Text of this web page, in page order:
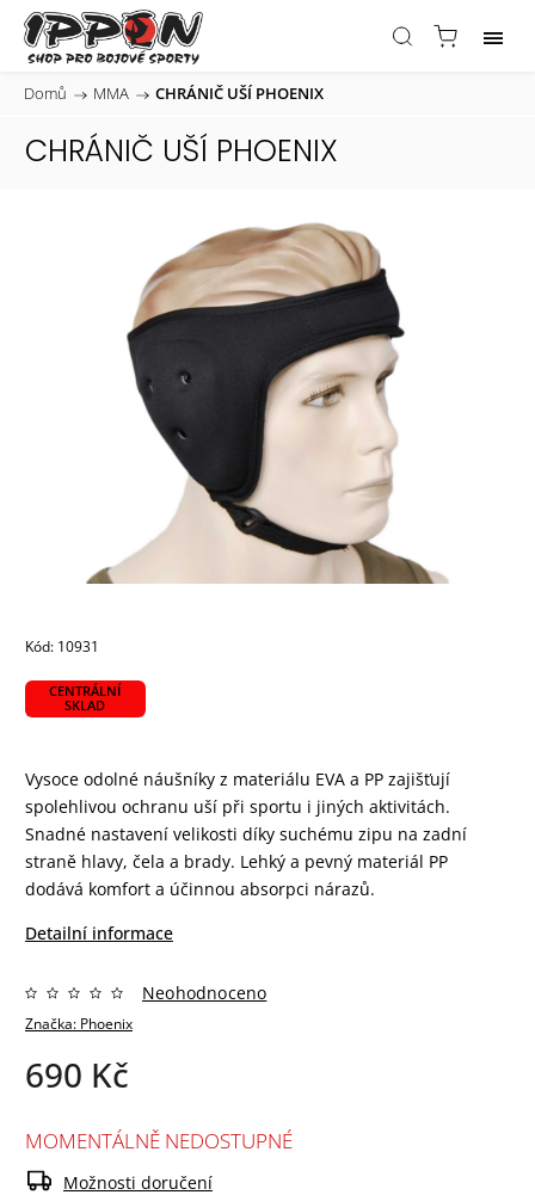
Domů / MMA / CHRÁNIČ UŠÍ PHOENIX
CHRÁNIČ UŠÍ PHOENIX
Kód: 10931
CENTRÁLNÍ
SKLAD
Vysoce odolné náušníky z materiálu EVA a PP zajišťují
spolehlivou ochranu uší při sportu i jiných aktivitách.
Snadné nastavení velikosti díky suchému zipu na zadní
straně hlavy, čela a brady. Lehký a pevný materiál PP
dodává komfort a účinnou absorpci nárazů.
Detailní informace
Značka: Phoenix
Neohodnoceno
690 Kč
MOMENTÁLNĚ NEDOSTUPNÉ
Možnosti doručení